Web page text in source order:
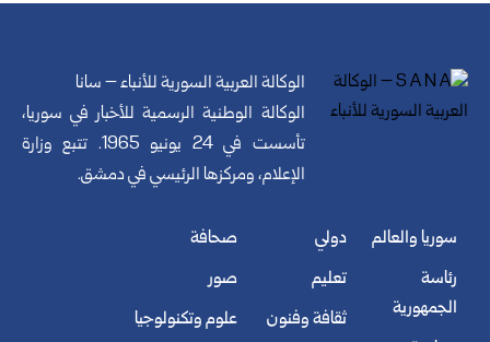
الوكالة العربية السورية للأنباء – سانا
الوكالة الوطنية الرسمية للأخبار في سوريا،
تأسست في 24 يونيو 1965. تتبع وزارة
الإعلام، ومركزها الرئيسي في دمشق.
سوريا والعالم
رئاسة
الجمهورية
دولي
تعليم
ثقافة وفنون
صحافة
صور
علوم وتكنولوجيا